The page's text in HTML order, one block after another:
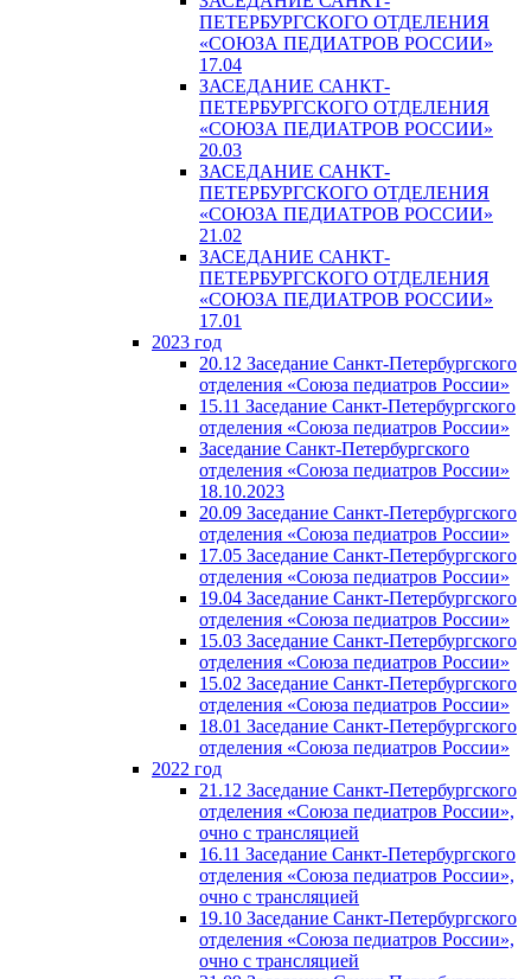
ПЕТЕРБУРГСКОГО ОТДЕЛЕНИЯ
«СОЮЗА ПЕДИАТРОВ РОССИИ»
17.04
ЗАСЕДАНИЕ САНКТ-
ПЕТЕРБУРГСКОГО ОТДЕЛЕНИЯ
«СОЮЗА ПЕДИАТРОВ РОССИИ»
20.03
ЗАСЕДАНИЕ САНКТ-
ПЕТЕРБУРГСКОГО ОТДЕЛЕНИЯ
«СОЮЗА ПЕДИАТРОВ РОССИИ»
21.02
ЗАСЕДАНИЕ САНКТ-
ПЕТЕРБУРГСКОГО ОТДЕЛЕНИЯ
«СОЮЗА ПЕДИАТРОВ РОССИИ»
17.01
2023 год
20.12 Заседание Санкт-Петербургского
отделения «Союза педиатров России»
15.11 Заседание Санкт-Петербургского
отделения «Союза педиатров России»
Заседание Санкт-Петербургского
отделения «Союза педиатров России»
18.10.2023
20.09 Заседание Санкт-Петербургского
отделения «Союза педиатров России»
17.05 Заседание Санкт-Петербургского
отделения «Союза педиатров России»
19.04 Заседание Санкт-Петербургского
отделения «Союза педиатров России»
15.03 Заседание Санкт-Петербургского
отделения «Союза педиатров России»
15.02 Заседание Санкт-Петербургского
отделения «Союза педиатров России»
18.01 Заседание Санкт-Петербургского
отделения «Союза педиатров России»
2022 год
21.12 Заседание Санкт-Петербургского
отделения «Союза педиатров России»,
очно с трансляцией
16.11 Заседание Санкт-Петербургского
отделения «Союза педиатров России»,
очно с трансляцией
19.10 Заседание Санкт-Петербургского
отделения «Союза педиатров России»,
очно с трансляцией